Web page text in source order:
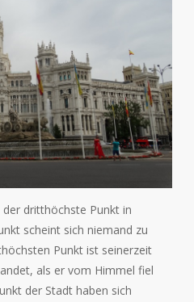
dritthöchste Punkt in
scheint sich niemand zu
Punkt ist seinerzeit
als er vom Himmel fiel
der Stadt haben sich